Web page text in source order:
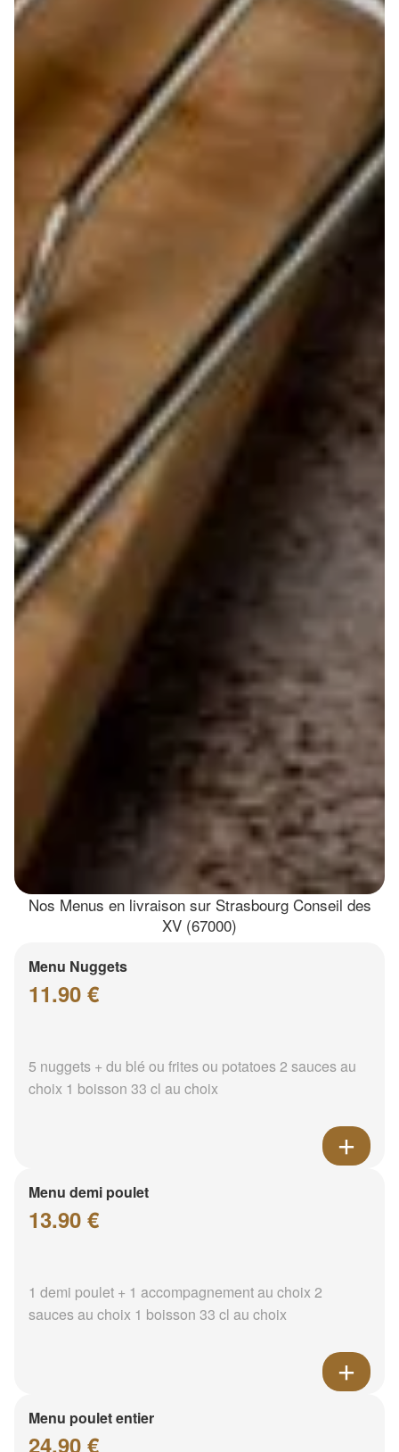
Nos Menus en livraison sur Strasbourg Conseil des
XV (67000)
Menu Nuggets
11.90 €
5 nuggets + du blé ou frites ou potatoes 2 sauces au
choix 1 boisson 33 cl au choix
Menu demi poulet
13.90 €
1 demi poulet + 1 accompagnement au choix 2
sauces au choix 1 boisson 33 cl au choix
Menu poulet entier
24.90 €